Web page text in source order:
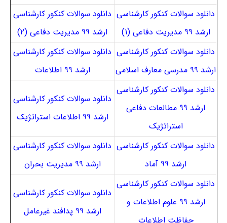
دانلود سوالات کنکور کارشناسی
ارشد ۹۹ مدیریت دفاعی (۱)
دانلود سوالات کنکور کارشناسی
ارشد ۹۹ مدیریت دفاعی (۲)
دانلود سوالات کنکور کارشناسی
ارشد ۹۹ مدرسی معارف اسلامی
دانلود سوالات کنکور کارشناسی
ارشد ۹۹ اطلاعات
دانلود سوالات کنکور کارشناسی
ارشد ۹۹ مطالعات دفاعی
استراتژیک
دانلود سوالات کنکور کارشناسی
ارشد ۹۹ اطلاعات استراتژیک
دانلود سوالات کنکور کارشناسی
ارشد ۹۹ آماد
دانلود سوالات کنکور کارشناسی
ارشد ۹۹ مدیریت بحران
دانلود سوالات کنکور کارشناسی
ارشد ۹۹ علوم اطلاعات و
حفاظت اطلاعات
دانلود سوالات کنکور کارشناسی
ارشد ۹۹ پدافند غیرعامل